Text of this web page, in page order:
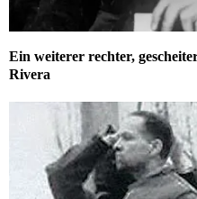
Ein weiterer rechter,
Rivera